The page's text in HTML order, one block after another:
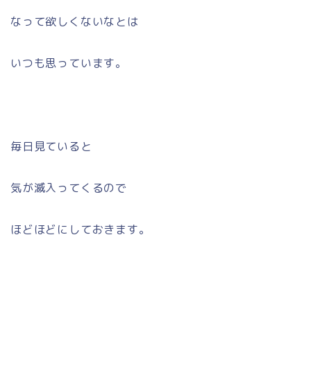
なって欲しくないなとは
いつも思っています。
毎日見ていると
気が滅入ってくるので
ほどほどにしておきます。